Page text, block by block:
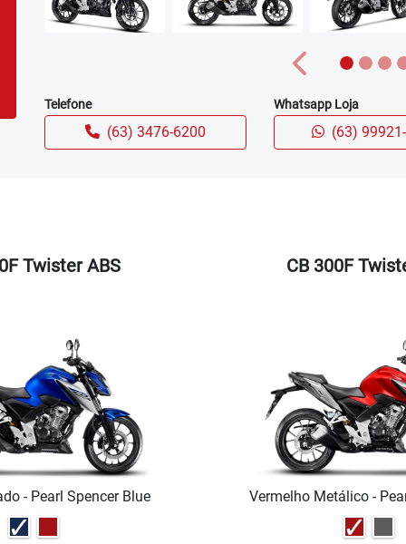
Anterior
Telefone
(63) 3476-6200
Whatsapp Loja
(63)
Twister ABS
- Pearl Spencer Blue
CB 300F
Vermelho Metálico -